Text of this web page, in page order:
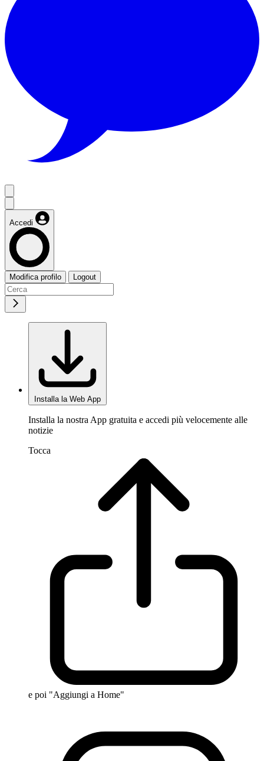
Accedi
Modifica profilo Logout
Installa la Web App
Installa la nostra App gratuita e accedi più velocemente alle
notizie
Tocca
e poi "Aggiungi a Home"